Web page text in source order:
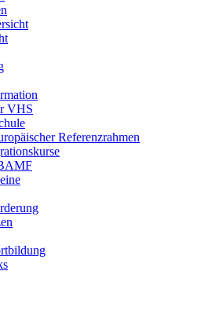
VHS
Referenzrahmen